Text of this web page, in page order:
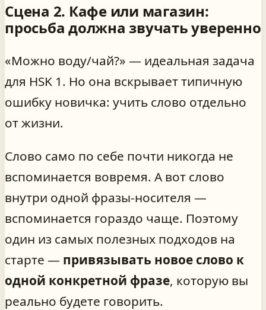
Сцена 2. Кафе или магазин:
просьба должна звучать уверенно
«Можно воду/чай?» — идеальная задача
для HSK 1. Но она вскрывает типичную
ошибку новичка: учить слово отдельно
от жизни.
Слово само по себе почти никогда не
вспоминается вовремя. А вот слово
внутри одной фразы-носителя —
вспоминается гораздо чаще. Поэтому
один из самых полезных подходов на
старте — привязывать новое слово к
одной конкретной фразе, которую вы
реально будете говорить.